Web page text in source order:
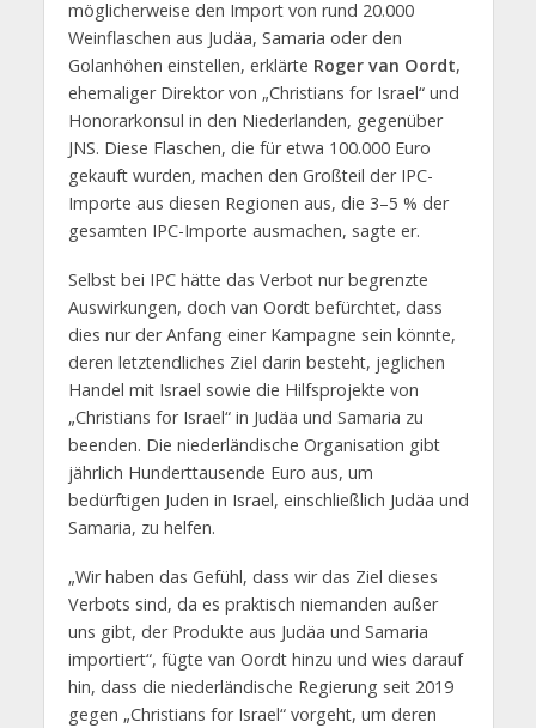
möglicherweise den Import von rund 20.000
Weinflaschen aus Judäa, Samaria oder den
Golanhöhen einstellen, erklärte Roger van Oordt,
ehemaliger Direktor von „Christians for Israel“ und
Honorarkonsul in den Niederlanden, gegenüber
JNS. Diese Flaschen, die für etwa 100.000 Euro
gekauft wurden, machen den Großteil der IPC-
Importe aus diesen Regionen aus, die 3–5 % der
gesamten IPC-Importe ausmachen, sagte er.
Selbst bei IPC hätte das Verbot nur begrenzte
Auswirkungen, doch van Oordt befürchtet, dass
dies nur der Anfang einer Kampagne sein könnte,
deren letztendliches Ziel darin besteht, jeglichen
Handel mit Israel sowie die Hilfsprojekte von
„Christians for Israel“ in Judäa und Samaria zu
beenden. Die niederländische Organisation gibt
jährlich Hunderttausende Euro aus, um
bedürftigen Juden in Israel, einschließlich Judäa und
Samaria, zu helfen.
„Wir haben das Gefühl, dass wir das Ziel dieses
Verbots sind, da es praktisch niemanden außer
uns gibt, der Produkte aus Judäa und Samaria
importiert“, fügte van Oordt hinzu und wies darauf
hin, dass die niederländische Regierung seit 2019
gegen „Christians for Israel“ vorgeht, um deren